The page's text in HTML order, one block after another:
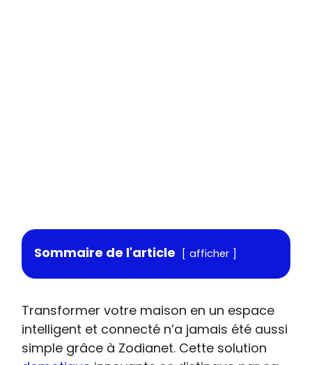
Sommaire de l'article afficher
Transformer votre maison en un espace
intelligent et connecté n’a jamais été aussi
simple grâce à Zodianet. Cette solution